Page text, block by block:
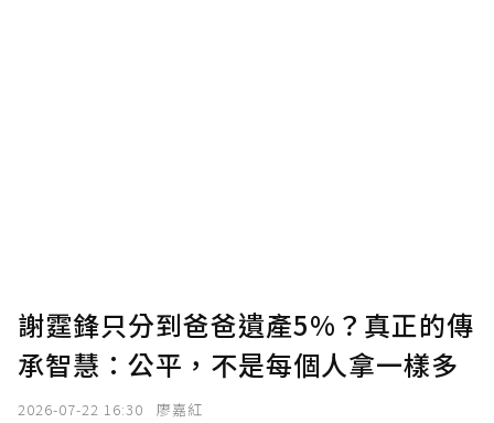
謝霆鋒只分到爸爸遺產5%？真正的傳
承智慧：公平，不是每個人拿一樣多
2026-07-22 16:30 廖嘉紅